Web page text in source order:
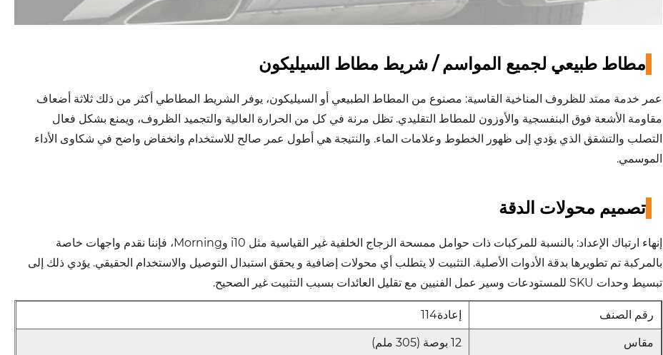
مطاط طبيعي لجميع المواسم / شريط مطاط السيليكون
عمر خدمة ممتد للظروف المناخية القاسية: مصنوع من المطاط الطبيعي أو السيليكون، يوفر الشريط المطاطي أكثر من ذلك ثلاثة أضعاف
مقاومة الأشعة فوق البنفسجية والأوزون للمطاط التقليدي. تظل مرنة في كل من الحرارة العالية والتجميد الظروف، ويمنع بشكل فعال
التصلب والتشقق الذي يؤدي إلى ظهور الخطوط وعلامات الماء. والنتيجة هي أطول عمر صالح للاستخدام وانخفاض واضح في شكاوى الأداء
الموسمي.
تصميم محولات الدقة
إنهاء ارتباك الإعداد: بالنسبة للمركبات ذات حوامل ممسحة الزجاج الخلفية غير القياسية مثل i10 وMorning، فإننا نقدم واجهات خاصة
بالمركبة تم تطويرها بدقة الأدوات الأصلية. التثبيت لا يتطلب أي محولات إضافية و يحقق استبدال التوصيل والاستخدام الحقيقي. يؤدي ذلك إلى
تبسيط وحدات SKU للمستودعات وسير عمل الفنيين مع تقليل العائدات بسبب التثبيت غير الصحيح.
رقم الصنف إعادة114
مقاس 12 بوصة (305 ملم)